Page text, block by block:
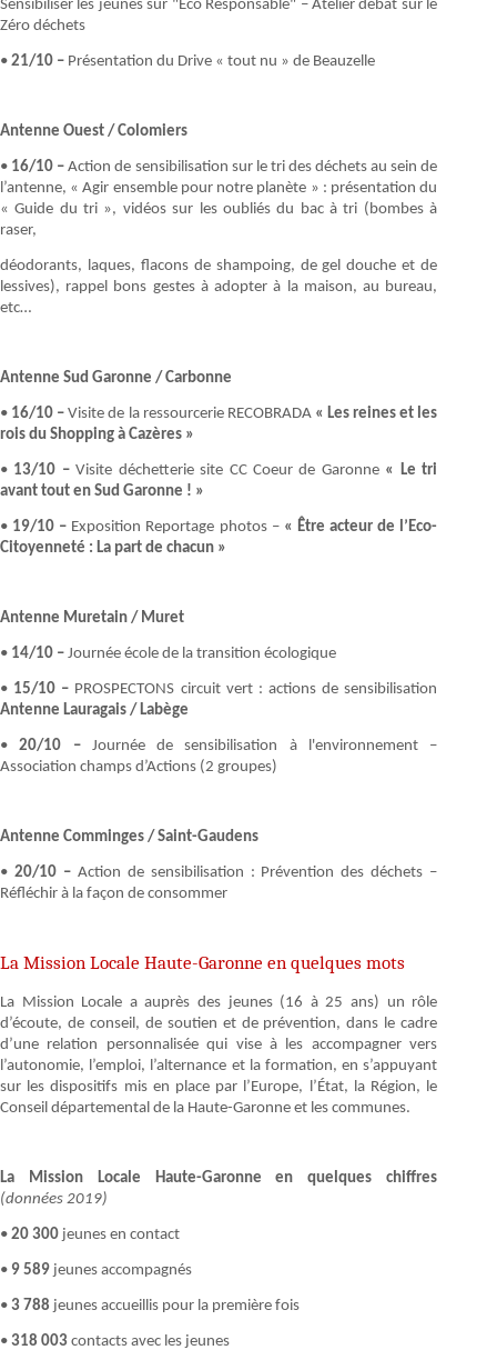
Sensibiliser les jeunes sur "Eco Responsable" – Atelier débat sur le
Zéro déchets
• 21/10 – Présentation du Drive « tout nu » de Beauzelle
Antenne Ouest / Colomiers
• 16/10 –Action de sensibilisation sur le tri des déchets au sein de
l’antenne, « Agir ensemble pour notre planète » : présentation du
« Guide du tri », vidéos sur les oubliés du bac à tri (bombes à
raser,
déodorants, laques, flacons de shampoing, de gel douche et de
lessives), rappel bons gestes à adopter à la maison, au bureau,
etc…
Antenne Sud Garonne / Carbonne
• 16/10 –Visite de la ressourcerie RECOBRADA « Les reines et les
rois du Shopping à Cazères »
• 13/10 –Visite déchetterie site CC Coeur de Garonne « Le tri
avant tout en Sud Garonne ! »
• 19/10 – Exposition Reportage photos – « Être acteur de l’Eco-
Citoyenneté : La part de chacun »
Antenne Muretain / Muret
• 14/10 – Journée école de la transition écologique
• 15/10 – PROSPECTONS circuit vert : actions de sensibilisation
Antenne Lauragais / Labège
•20/10 – Journée de sensibilisation à l'environnement –
Association champs d’Actions (2 groupes)
Antenne Comminges / Saint-Gaudens
• 20/10 – Action de sensibilisation : Prévention des déchets –
Réfléchir à la façon de consommer
La Mission Locale Haute-Garonne en quelques mots
La Mission Locale a auprès des jeunes (16 à 25 ans) un rôle
d’écoute, de conseil, de soutien et de prévention, dans le cadre
d’une relation personnalisée qui vise à les accompagner vers
l’autonomie, l’emploi, l’alternance et la formation, en s’appuyant
sur les dispositifs mis en place par l’Europe, l’État, la Région, le
Conseil départemental de la Haute-Garonne et les communes.
La Mission Locale Haute-Garonne en quelques chiffres
(données 2019)
• 20 300 jeunes en contact
• 9 589 jeunes accompagnés
• 3 788 jeunes accueillis pour la première fois
• 318 003 contacts avec les jeunes